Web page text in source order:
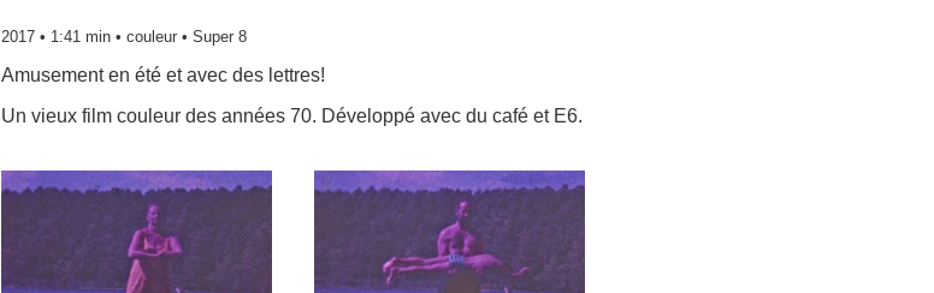
2017 • 1:41 min • couleur • Super 8
Amusement en été et avec des lettres!
Un vieux film couleur des années 70. Développé avec du café et E6.